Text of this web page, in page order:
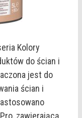
Kolory
do ścian i
jest do
ścian i